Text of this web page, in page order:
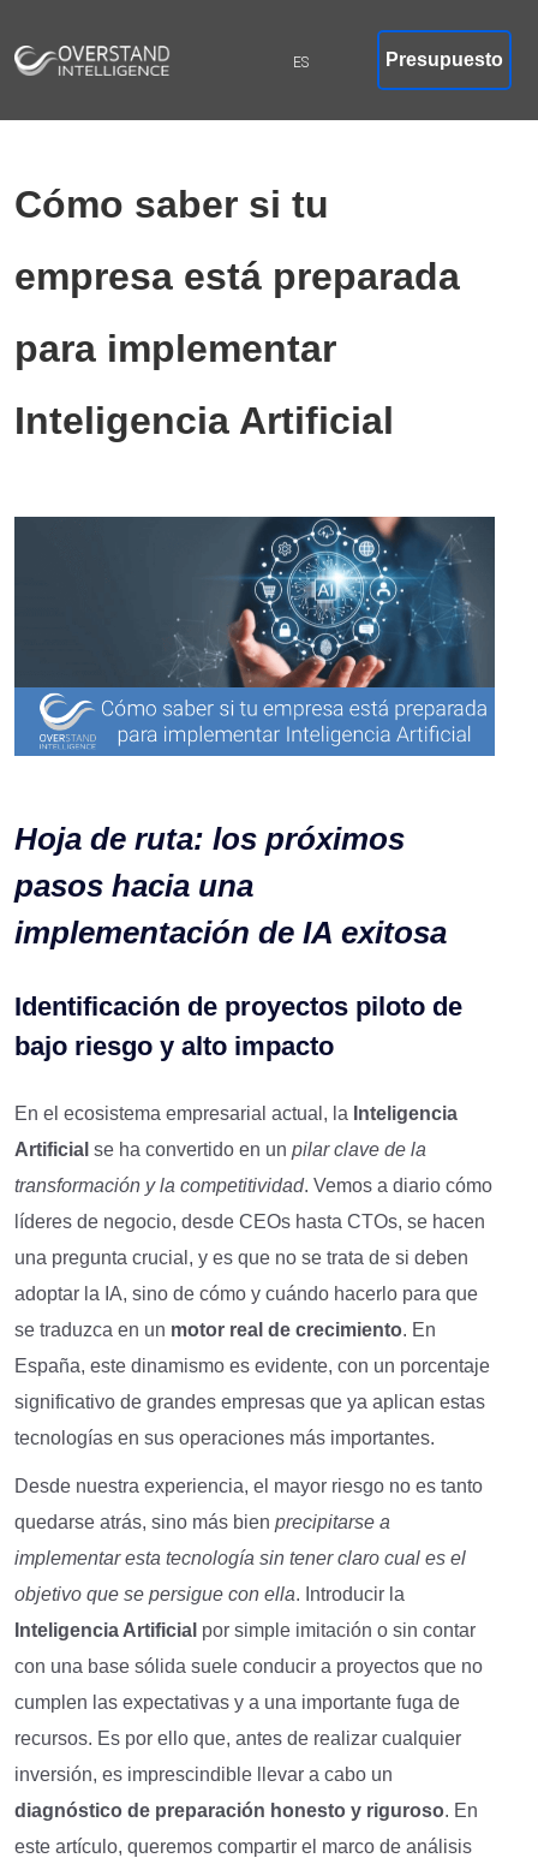
Presupuesto
Cómo saber si tu
empresa está preparada
para implementar
Inteligencia Artificial
Hoja de ruta: los próximos
pasos hacia una
implementación de IA exitosa
Identificación de proyectos piloto de
bajo riesgo y alto impacto
En el ecosistema empresarial actual, la Inteligencia
Artificial se ha convertido en un pilar clave de la
transformación y la competitividad. Vemos a diario cómo
líderes de negocio, desde CEOs hasta CTOs, se hacen
una pregunta crucial, y es que no se trata de si deben
adoptar la IA, sino de cómo y cuándo hacerlo para que
se traduzca en un motor real de crecimiento. En
España, este dinamismo es evidente, con un porcentaje
significativo de grandes empresas que ya aplican estas
tecnologías en sus operaciones más importantes.
Desde nuestra experiencia, el mayor riesgo no es tanto
quedarse atrás, sino más bien precipitarse a
implementar esta tecnología sin tener claro cual es el
objetivo que se persigue con ella. Introducir la
Inteligencia Artificial por simple imitación o sin contar
con una base sólida suele conducir a proyectos que no
cumplen las expectativas y a una importante fuga de
recursos. Es por ello que, antes de realizar cualquier
inversión, es imprescindible llevar a cabo un
diagnóstico de preparación honesto y riguroso. En
este artículo, queremos compartir el marco de análisis